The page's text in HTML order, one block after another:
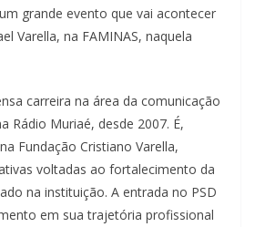
grande evento que vai acontecer
Varella, na FAMINAS, naquela
carreira na área da comunicação
Rádio Muriaé, desde 2007. É,
Fundação Cristiano Varella,
voltadas ao fortalecimento da
na instituição. A entrada no PSD
em sua trajetória profissional